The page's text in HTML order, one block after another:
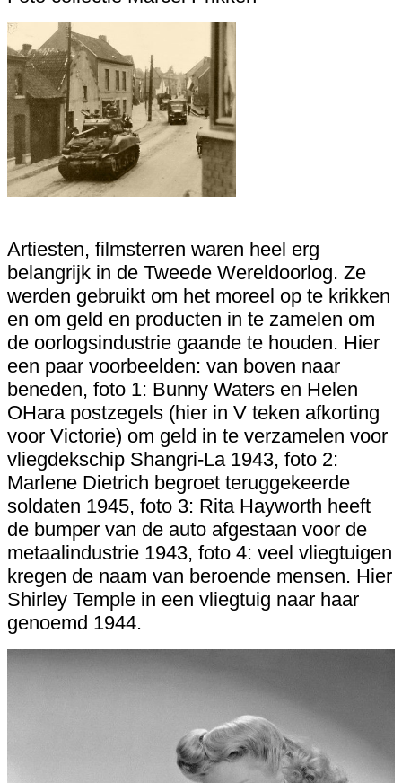
Artiesten, filmsterren waren heel erg
belangrijk in de Tweede Wereldoorlog. Ze
werden gebruikt om het moreel op te krikken
en om geld en producten in te zamelen om
de oorlogsindustrie gaande te houden. Hier
een paar voorbeelden: van boven naar
beneden, foto 1: Bunny Waters en Helen
OHara postzegels (hier in V teken afkorting
voor Victorie) om geld in te verzamelen voor
vliegdekschip Shangri-La 1943, foto 2:
Marlene Dietrich begroet teruggekeerde
soldaten 1945, foto 3: Rita Hayworth heeft
de bumper van de auto afgestaan voor de
metaalindustrie 1943, foto 4: veel vliegtuigen
kregen de naam van beroende mensen. Hier
Shirley Temple in een vliegtuig naar haar
genoemd 1944.